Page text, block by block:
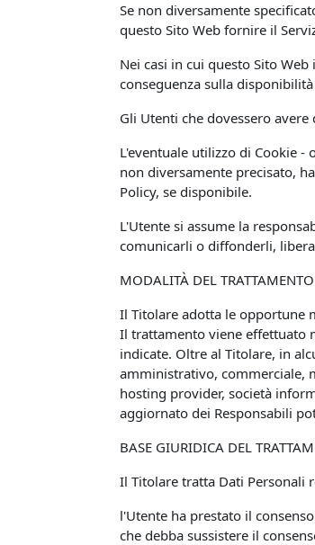
Se non diversamente
questo Sito Web fornire il
Nei casi in cui questo Sito
conseguenza sulla
Gli Utenti che dovessero
L'eventuale utilizzo di Cookie
non diversamente precisato,
Policy, se disponibile.
L'Utente si assume la
comunicarli o diffonderli,
MODALITÀ DEL TRATTAMENTO
Il Titolare adotta le opportune
Il trattamento viene effettuato
indicate. Oltre al Titolare, in
amministrativo, commerciale,
hosting provider, società
aggiornato dei Responsabili
BASE GIURIDICA DEL
Il Titolare tratta Dati Personali
l'Utente ha prestato il
che debba sussistere il